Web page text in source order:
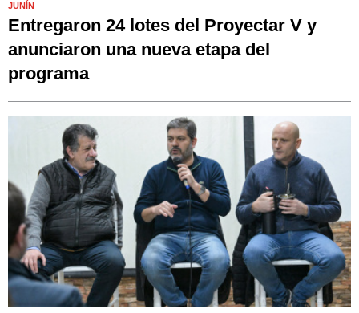
JUNÍN
Entregaron 24 lotes del Proyectar V y
anunciaron una nueva etapa del
programa